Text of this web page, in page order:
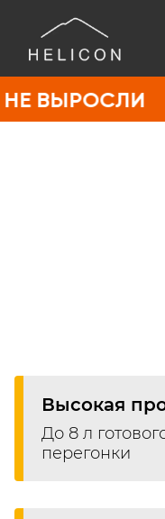
Высокая
До 8 л
перегонки